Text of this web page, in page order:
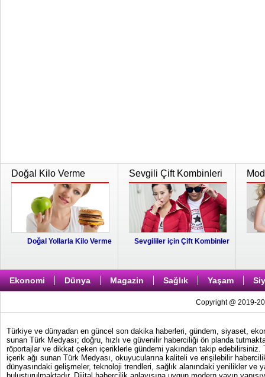
Doğal Kilo Verme
Doğal Yollarla Kilo Verme
Sevgili Çift Kombinleri
Sevgililer için Çift Kombinler
Ekonomi Dünya Magazin Sağlık Yaşam
Copyright @ 2019-
Türkiye ve dünyadan en güncel son dakika haberleri, gündem, siyaset,
sunan Türk Medyası; doğru, hızlı ve güvenilir haberciliği ön planda
röportajlar ve dikkat çeken içeriklerle gündemi yakından takip
içerik ağı sunan Türk Medyası, okuyucularına kaliteli ve erişilebilir
dünyasındaki gelişmeler, teknoloji trendleri, sağlık alanındaki yenilikler